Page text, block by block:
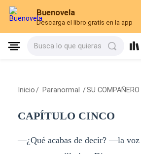
Buenovela
Descarga el libro gratis en la app
Busca lo que quieras
Inicio / Paranormal /SU COMPAÑERO
CAPÍTULO CINCO
—¿Qué acabas de decir? —la voz